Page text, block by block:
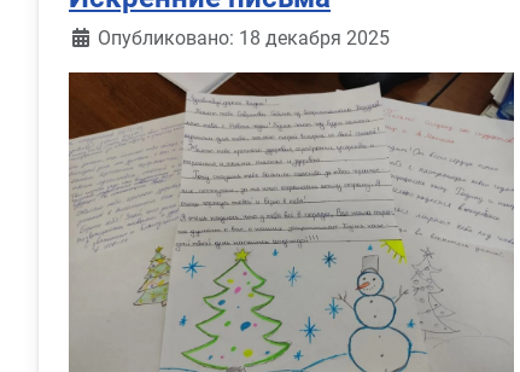
Информация о материале
Опубликовано: 18 декабря 2025